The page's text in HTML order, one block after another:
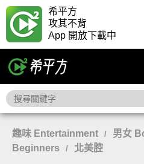
希平方
攻其不背
App 開放下載中
趣味 Entertainment / 男女
Beginners
/ 北美腔